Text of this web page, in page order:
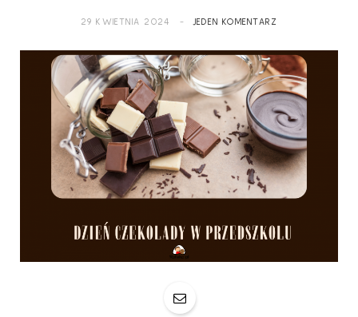
29 KWIETNIA 2024 JEDEN KOMENTARZ